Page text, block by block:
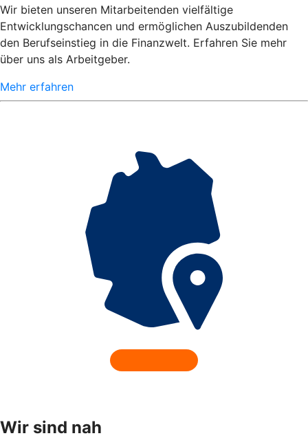
Wir bieten unseren Mitarbeitenden vielfältige
Entwicklungschancen und ermöglichen Auszubildenden
den Berufseinstieg in die Finanzwelt. Erfahren Sie mehr
über uns als Arbeitgeber.
Mehr erfahren
Wir sind nah